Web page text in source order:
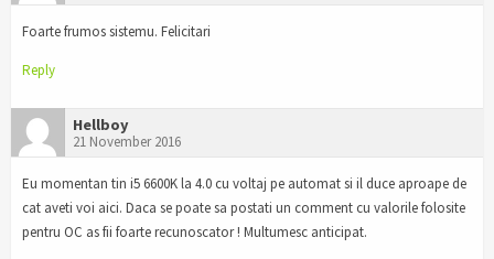
Foarte frumos sistemu. Felicitari
Reply
Hellboy
21 November 2016
Eu momentan tin i5 6600K la 4.0 cu voltaj pe automat si il duce aproape de
cat aveti voi aici. Daca se poate sa postati un comment cu valorile folosite
pentru OC as fii foarte recunoscator ! Multumesc anticipat.